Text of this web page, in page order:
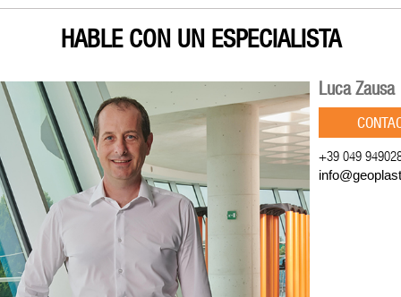
HABLE CON UN ESPECIALISTA
Luca Zausa
+39 049